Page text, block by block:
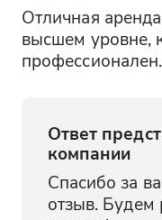
Отличная
высшем уровне,
Ответ
компании
Спасибо за
отзыв. Будем